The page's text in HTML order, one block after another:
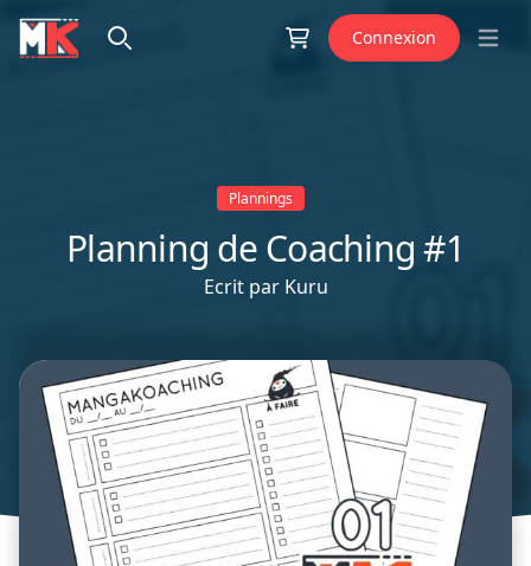
Aller au contenu
Connexion Open
Plannings
Planning de Coaching #1
Ecrit par Kuru